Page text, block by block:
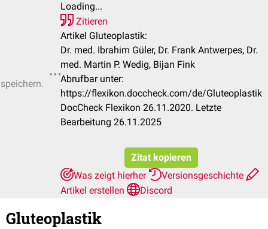
Loading...
Zitieren
Artikel Gluteoplastik:
Dr. med. Ibrahim Güler, Dr. Frank Antwerpes, Dr.
med. Martin P. Wedig, Bijan Fink
Abrufbar unter:
https://flexikon.doccheck.com/de/Gluteoplastik
DocCheck Flexikon 26.11.2020. Letzte
Bearbeitung 26.11.2025
Zitat kopieren
Was zeigt hierher
Versionsgeschichte
Artikel erstellen
Discord
Gluteoplastik